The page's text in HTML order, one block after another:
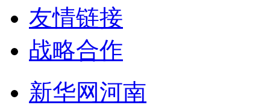
友情链接
战略合作
新华网河南